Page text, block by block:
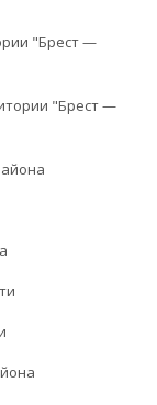
"Брест —
"Брест —